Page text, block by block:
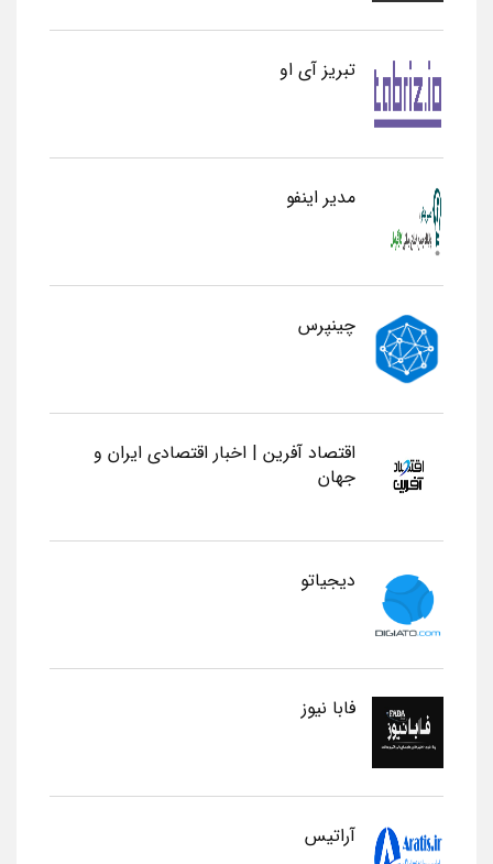
تبریز آی او
مدیر اینفو
چینپرس
اقتصاد آفرین | اخبار اقتصادی ایران و
جهان
دیجیاتو
فابا نیوز
آراتیس